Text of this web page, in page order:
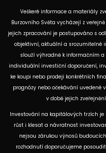
Veškeré informace a materiály
Burzovního Světa vycházejí z
jejich zpracování je postupováno s
objektivní, aktuální a srozumitelné
slouží výhradně k informačním
individuální investiční doporučení,
ke koupi nebo prodeji konkrétních
prognózy nebo očekávání
v době jejich
Investování na kapitálových trzích je
růst i klesat a návratnost
nejsou zárukou výnosů
rozhodnutí doporučujeme